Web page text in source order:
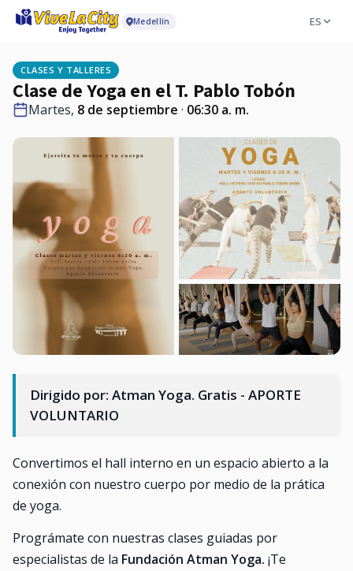
Medellín ES
CLASES Y TALLERES
Clase de Yoga en el T. Pablo Tobón
Martes, 8 de septiembre · 06:30 a. m.
Dirigido por: Atman Yoga. Gratis - APORTE
VOLUNTARIO
Convertimos el hall interno en un espacio abierto a la
conexión con nuestro cuerpo por medio de la prática
de yoga.
Prográmate con nuestras clases guiadas por
especialistas de la Fundación Atman Yoga. ¡Te